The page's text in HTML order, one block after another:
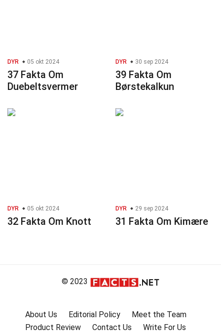
DYR 05 okt 2024
37 Fakta Om
Duebeltsvermer
DYR 30 sep 2024
39 Fakta Om
Børstekalkun
DYR 05 okt 2024
32 Fakta Om Knott
DYR 29 sep 2024
31 Fakta Om Kimære
© 2023
About Us Editorial Policy
Meet the Team
Product Review
Contact Us
Write For Us